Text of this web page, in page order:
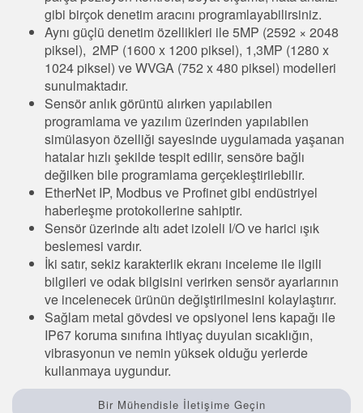
Sıcaklık ve Vibrasyon Sensörleri
Condition Monitoring Sensors
Wireless Condition Monitoring Sensors
Vibration Sensors
ACCESSORIES
AKSESUARLAR
Dönüştürücüler
Cordsets
YAZILIM
Banner Measurement Sensor Software
Sensör Programlama Yazılımı
İLGİLİ BAĞLANTILAR
IO-Link
Washdown
gibi birçok denetim aracını programlayabilirsiniz.
Aynı güçlü denetim özellikleri ile 5MP (2592 × 2048
piksel), 2MP (1600 x 1200 piksel), 1,3MP (1280 x
1024 piksel) ve WVGA (752 x 480 piksel) modelleri
sunulmaktadır.
Sensör anlık görüntü alırken yapılabilen
programlama ve yazılım üzerinden yapılabilen
simülasyon özelliği sayesinde uygulamada yaşanan
hatalar hızlı şekilde tespit edilir, sensöre bağlı
değilken bile programlama gerçekleştirilebilir.
EtherNet IP, Modbus ve Profinet gibi endüstriyel
haberleşme protokollerine sahiptir.
Sensör üzerinde altı adet izoleli I/O ve harici ışık
beslemesi vardır.
İki satır, sekiz karakterlik ekranı inceleme ile ilgili
bilgileri ve odak bilgisini verirken sensör ayarlarının
ve incelenecek ürünün değiştirilmesini kolaylaştırır.
Sağlam metal gövdesi ve opsiyonel lens kapağı ile
IP67 koruma sınıfına ihtiyaç duyulan sıcaklığın,
vibrasyonun ve nemin yüksek olduğu yerlerde
kullanmaya uygundur.
Bir Mühendisle İletişime Geçin